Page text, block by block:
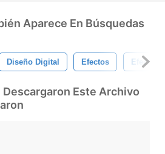
Aparece En Búsquedas
Diseño Digital Efectos Efectos
Descargaron Este Archivo